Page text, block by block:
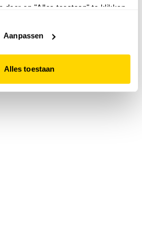
door op "Alles toestaan" te klikken.
functioneert.
Aanpassen
Alles toestaan